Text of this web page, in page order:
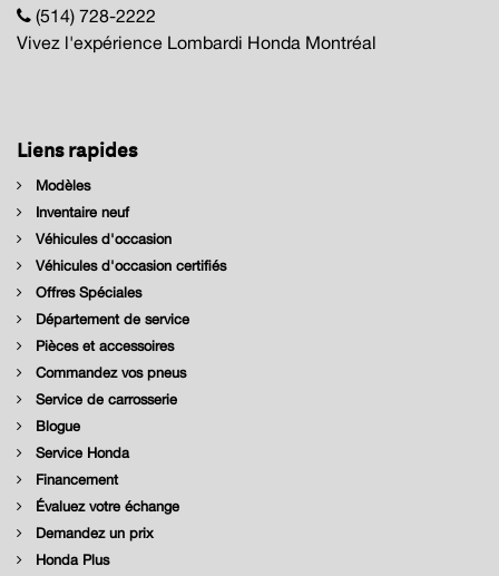
(514) 728-2222
Vivez l'expérience Lombardi Honda Montréal
Liens rapides
Modèles
Inventaire neuf
Véhicules d'occasion
Véhicules d'occasion certifiés
Offres Spéciales
Département de service
Pièces et accessoires
Commandez vos pneus
Service de carrosserie
Blogue
Service Honda
Financement
Évaluez votre échange
Demandez un prix
Honda Plus